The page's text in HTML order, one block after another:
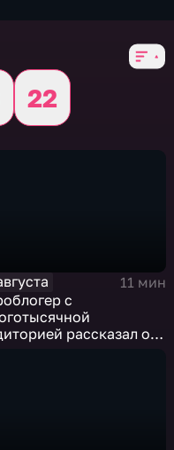
22
11 мин
с
рассказал о